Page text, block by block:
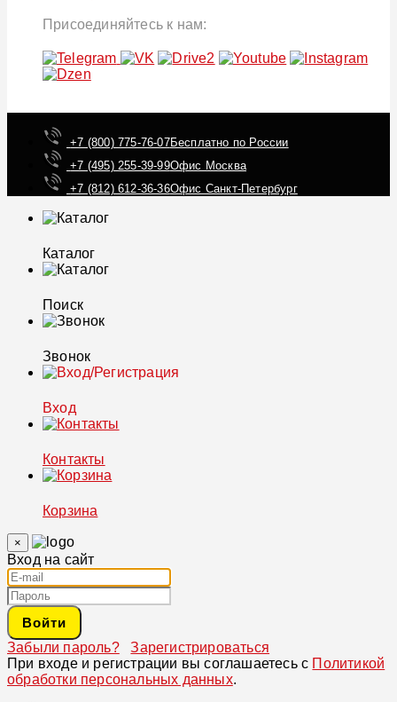
Присоединяйтесь к нам:
+7 (800) 775-76-07Бесплатно по России
+7 (495) 255-39-99Офис Москва
+7 (812) 612-36-36Офис Санкт-Петербург
Каталог
Поиск
Звонок
Вход
Контакты
Корзина
×
Вход на сайт
Войти
Забыли пароль?
Зарегистрироваться
При входе и регистрации вы соглашаетесь с Политикой
обработки персональных данных.